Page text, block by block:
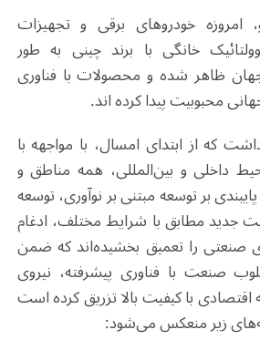
امروزه خودروهای برقی و تجهیزات
خانگی با برند چینی به طور
ظاهر شده و محصولات با فناوری
محبوبیت پیدا کرده اند.
که از ابتدای امسال، با مواجهه با
داخلی و بین‌المللی، همه مناطق و
بر توسعه مبتنی بر نوآوری، توسعه
جدید مطابق با شرایط مختلف، ادغام
صنعتی را تعمیق بخشیده‌اند که ضمن
صنعت با فناوری پیشرفته، نیروی
با کیفیت بالا تزریق کرده است
زیر منعکس می‌شود: